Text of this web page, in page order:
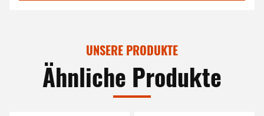
UNSERE PRODUKTE
Ähnliche Produkte